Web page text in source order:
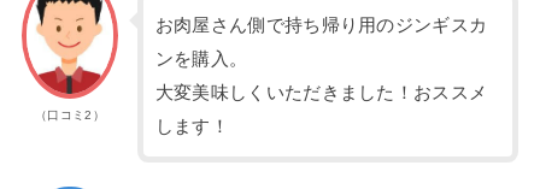
（口コミ2）
お肉屋さん側で持ち帰り用のジンギスカ
ンを購入。
大変美味しくいただきました！おススメ
します！